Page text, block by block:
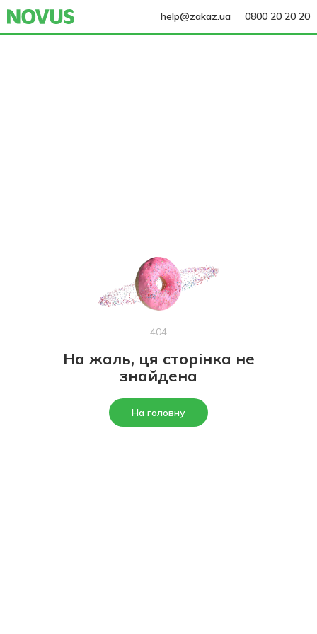
help@zakaz.ua 0800 20 20 20
404
На жаль, ця сторінка не
знайдена
На головну